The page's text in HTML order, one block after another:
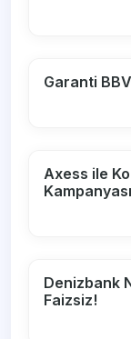
Garanti
Axess ile
Kampanyası
Denizbank
Faizsiz!